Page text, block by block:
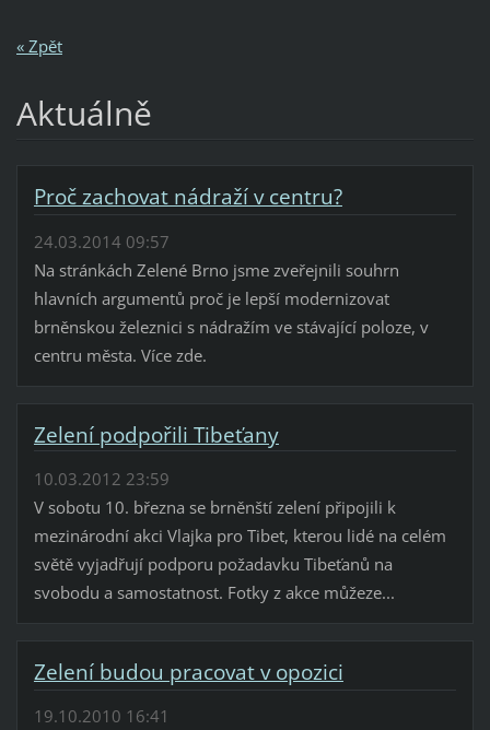
« Zpět
Aktuálně
Proč zachovat nádraží v centru?
24.03.2014 09:57
Na stránkách Zelené Brno jsme zveřejnili souhrn
hlavních argumentů proč je lepší modernizovat
brněnskou železnici s nádražím ve stávající poloze, v
centru města. Více zde.
Zelení podpořili Tibeťany
10.03.2012 23:59
V sobotu 10. března se brněnští zelení připojili k
mezinárodní akci Vlajka pro Tibet, kterou lidé na celém
světě vyjadřují podporu požadavku Tibeťanů na
svobodu a samostatnost. Fotky z akce můžeze...
Zelení budou pracovat v opozici
19.10.2010 16:41